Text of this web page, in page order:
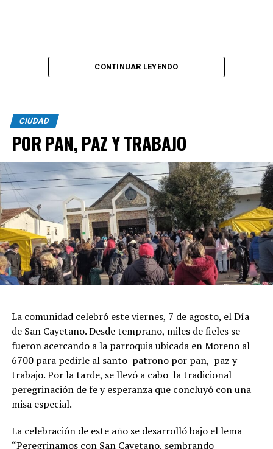
CONTINUAR LEYENDO
CIUDAD
POR PAN, PAZ Y TRABAJO
La comunidad celebró este viernes, 7 de agosto, el Día
de San Cayetano. Desde temprano, miles de fieles se
fueron acercando a la parroquia ubicada en Moreno al
6700 para pedirle al santo patrono por pan, paz y
trabajo. Por la tarde, se llevó a cabo la tradicional
peregrinación de fe y esperanza que concluyó con una
misa especial.
La celebración de este año se desarrolló bajo el lema
“Peregrinamos con San Cayetano, sembrando